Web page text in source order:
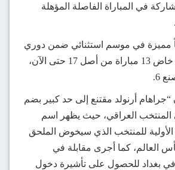
في المباراة الفاصلة المؤهلة
مميزة في موسم استثنائي ضمن دوري
نجوم العراق، حيث خاض 13 مباراة من أصل 17 حتى الآن،
أرنولد مقتنع إلى حد كبير بضم
العراقي، حيث يظهر اسم
الأولية للمنتخب الذي سيخوض الملحق
العالم، كما أجرى مقابلة في
في بغداد للحصول على تأشيرة دخول